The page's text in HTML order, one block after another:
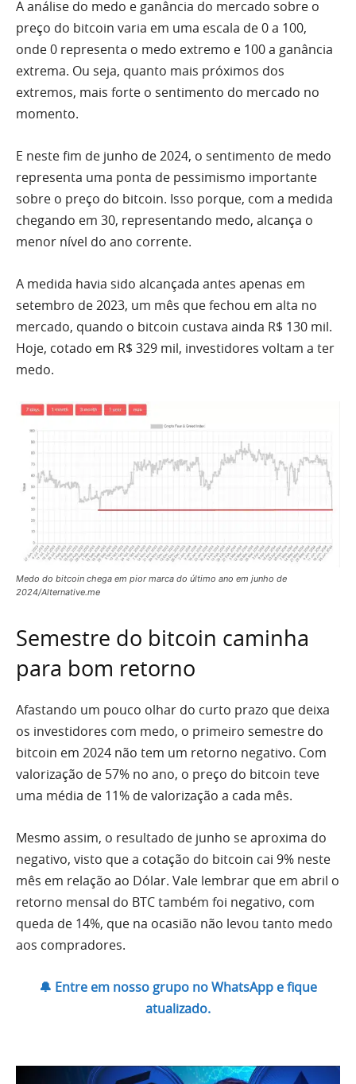
A análise do medo e ganância do mercado sobre o
preço do bitcoin varia em uma escala de 0 a 100,
onde 0 representa o medo extremo e 100 a ganância
extrema. Ou seja, quanto mais próximos dos
extremos, mais forte o sentimento do mercado no
momento.
E neste fim de junho de 2024, o sentimento de medo
representa uma ponta de pessimismo importante
sobre o preço do bitcoin. Isso porque, com a medida
chegando em 30, representando medo, alcança o
menor nível do ano corrente.
A medida havia sido alcançada antes apenas em
setembro de 2023, um mês que fechou em alta no
mercado, quando o bitcoin custava ainda R$ 130 mil.
Hoje, cotado em R$ 329 mil, investidores voltam a ter
medo.
Medo do bitcoin chega em pior marca do último ano em junho de
2024/Alternative.me
Semestre do bitcoin caminha
para bom retorno
Afastando um pouco olhar do curto prazo que deixa
os investidores com medo, o primeiro semestre do
bitcoin em 2024 não tem um retorno negativo. Com
valorização de 57% no ano, o preço do bitcoin teve
uma média de 11% de valorização a cada mês.
Mesmo assim, o resultado de junho se aproxima do
negativo, visto que a cotação do bitcoin cai 9% neste
mês em relação ao Dólar. Vale lembrar que em abril o
retorno mensal do BTC também foi negativo, com
queda de 14%, que na ocasião não levou tanto medo
aos compradores.
🔔 Entre em nosso grupo no WhatsApp e fique
atualizado.